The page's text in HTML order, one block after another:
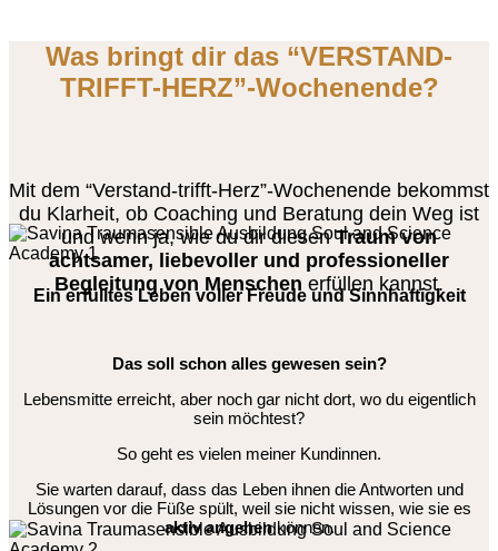
Was bringt dir das “VERSTAND-
TRIFFT-HERZ”-Wochenende?
Mit dem “Verstand-trifft-Herz”-Wochenende bekommst
du Klarheit, ob Coaching und Beratung dein Weg ist
und wenn ja, wie du dir diesenTraum von
achtsamer, liebevoller und professioneller
Begleitung von Menschen erfüllen kannst.
Ein erfülltes Leben voller Freude und Sinnhaftigkeit
Das soll schon alles gewesen sein?
Lebensmitte erreicht, aber noch gar nicht dort, wo du eigentlich
sein möchtest?
So geht es vielen meiner Kundinnen.
Sie warten darauf, dass das Leben ihnen die Antworten und
Lösungen vor die Füße spült, weil sie nicht wissen, wie sie es
aktiv angehenkönnen.